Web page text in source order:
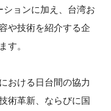
ョンに加え、台湾お
や技術を紹介する企
す。
おける日台間の協力
術革新、ならびに国